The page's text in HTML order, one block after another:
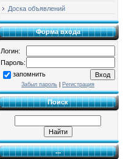
Доска объявлений
Форма входа
Логин:
Пароль:
запомнить
Забыл пароль Регистрация
Поиск
...